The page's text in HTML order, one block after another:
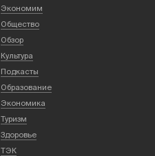
Экономим
Общество
Обзор
Культура
Подкасты
Образование
Экономика
Туризм
Здоровье
ТЭК